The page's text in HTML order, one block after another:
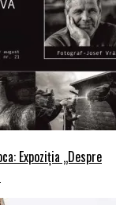
Expoziția „Despre